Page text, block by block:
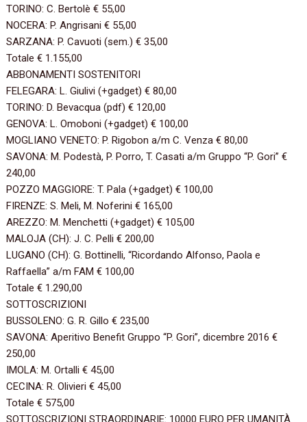
TORINO:‭ ‬C.‭ ‬Bertolè‭ ‬€‭ ‬55,00‭
NOCERA:‭ ‬P.‭ ‬Angrisani‭ ‬€‭ ‬55,00‭
SARZANA:‭ ‬P.‭ ‬Cavuoti‭ (‬sem.‭) ‬€‭ ‬35,00
Totale‭ ‬€‭ ‬1.155,00‭
ABBONAMENTI SOSTENITORI‭ ‬
FELEGARA:‭ ‬L.‭ ‬Giulivi‭ (‬+gadget‭) ‬€‭ ‬80,00‭
TORINO:‭ ‬D.‭ ‬Bevacqua‭ (‬pdf‭) ‬€‭ ‬120,00‭
GENOVA:‭ ‬L.‭ ‬Omoboni‭ (‬+gadget‭) ‬€‭ ‬100,00‭
MOGLIANO VENETO:‭ ‬P.‭ ‬Rigobon a/m C.‭ ‬Venza‭ ‬€‭ ‬80,00‭
SAVONA:‭ ‬M.‭ ‬Podestà,‭ ‬P.‭ ‬Porro,‭ ‬T.‭ ‬Casati a/m Gruppo‭ “‬P.‭ ‬Gori‭” ‬€‭
‬240,00‭
POZZO MAGGIORE:‭ ‬T.‭ ‬Pala‭ (‬+gadget‭) ‬€‭ ‬100,00‭
FIRENZE:‭ ‬S.‭ ‬Meli,‭ ‬M.‭ ‬Noferini‭ ‬€‭ ‬165,00‭
AREZZO:‭ ‬M.‭ ‬Menchetti‭ (‬+gadget‭) ‬€‭ ‬105,00‭
MALOJA‭ (‬CH‭)‬:‭ ‬J.‭ ‬C.‭ ‬Pelli‭ ‬€‭ ‬200,00‭
LUGANO‭ (‬CH‭)‬:‭ ‬G.‭ ‬Bottinelli,‭ “‬Ricordando Alfonso,‭ ‬Paola e
Raffaella‭” ‬a/m FAM‭ ‬€‭ ‬100,00
Totale‭ ‬€‭ ‬1.290,00‭
SOTTOSCRIZIONI‭ ‬
BUSSOLENO:‭ ‬G.‭ ‬R.‭ ‬Gillo‭ ‬€‭ ‬235,00‭
SAVONA:‭ ‬Aperitivo Benefit Gruppo‭ “‬P.‭ ‬Gori‭”‬,‭ ‬dicembre‭ ‬2016‭ ‬€‭
‬250,00‭
IMOLA:‭ ‬M.‭ ‬Ortalli‭ ‬€‭ ‬45,00‭
CECINA:‭ ‬R.‭ ‬Olivieri‭ ‬€‭ ‬45,00‭
Totale‭ ‬€‭ ‬575,00‭
SOTTOSCRIZIONI STRAORDINARIE:‭ ‬10000‭ ‬EURO PER UMANITÀ